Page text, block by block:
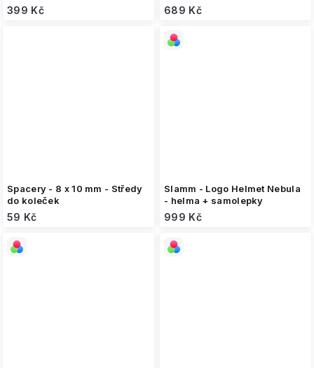
399 Kč 689 Kč
Spacery - 8 x 10 mm - Středy
do koleček
59 Kč
Slamm - Logo Helmet Nebula
- helma + samolepky
999 Kč